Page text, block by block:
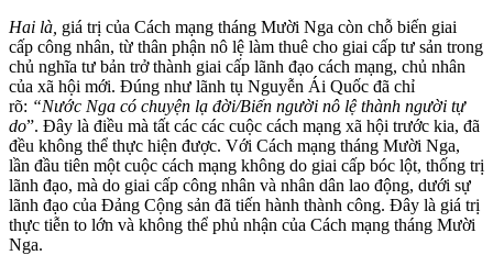
Hai là, giá trị của Cách mạng tháng Mười Nga còn chỗ biến giai
cấp công nhân, từ thân phận nô lệ làm thuê cho giai cấp tư sản trong
chủ nghĩa tư bản trở thành giai cấp lãnh đạo cách mạng, chủ nhân
của xã hội mới. Đúng như lãnh tụ Nguyễn Ái Quốc đã chỉ
rõ: “Nước Nga có chuyện lạ đời/Biến người nô lệ thành người tự
do”. Đây là điều mà tất các các cuộc cách mạng xã hội trước kia, đã
đều không thể thực hiện được. Với Cách mạng tháng Mười Nga,
lần đầu tiên một cuộc cách mạng không do giai cấp bóc lột, thống trị
lãnh đạo, mà do giai cấp công nhân và nhân dân lao động, dưới sự
lãnh đạo của Đảng Cộng sản đã tiến hành thành công. Đây là giá trị
thực tiễn to lớn và không thể phủ nhận của Cách mạng tháng Mười
Nga.